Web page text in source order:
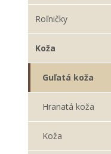
Roľničky
Koža
Guľatá koža
Hranatá koža
Koža